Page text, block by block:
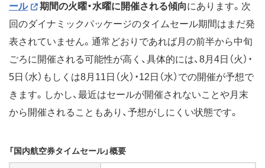
ール
期間の火曜・水曜に開催される傾向にあります。次
回のダイナミックパッケージのタイムセール期間はまだ発
表されていません。通常どおりであれば月の前半から中旬
ごろに開催される可能性が高く、具体的には、8月4日（火）・
5日（水）もしくは8月11日（火）・12日（水）での開催が予想で
きます。しかし、最近はセールが開催されないことや月末
から開催されることもあり、予想がしにくい状態です。
「国内航空券タイムセール」概要